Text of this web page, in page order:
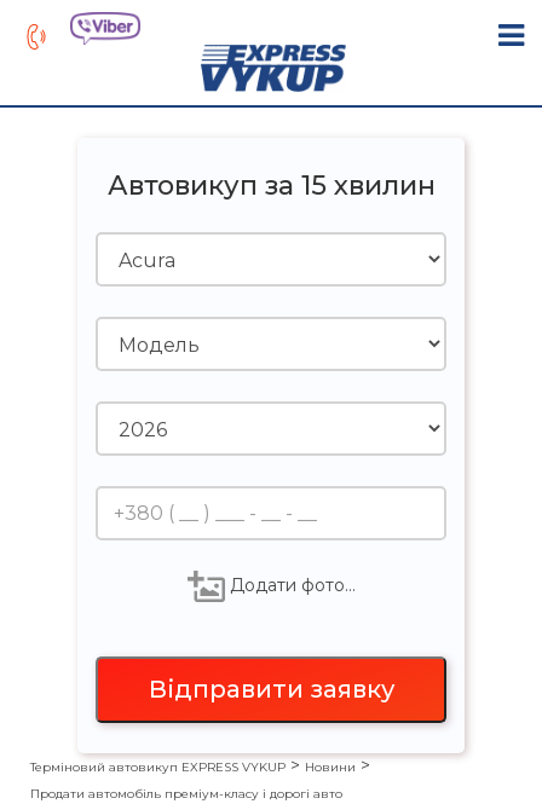
Автовикуп за 15 хвилин
Додати фото…
Терміновий автовикуп EXPRESS VYKUP > Новини >
Продати автомобіль преміум-класу і дорогі авто